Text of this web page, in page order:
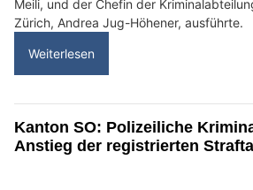
Meili, und der Chefin der
Zürich, Andrea Jug-Höhener, ausführte.
Weiterlesen
Kanton SO: Polizeiliche
Anstieg der registrierten